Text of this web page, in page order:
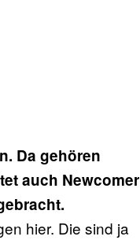
Da gehören
auch Newcomer
hier. Die sind ja